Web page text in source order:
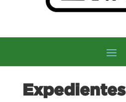
Expedientes